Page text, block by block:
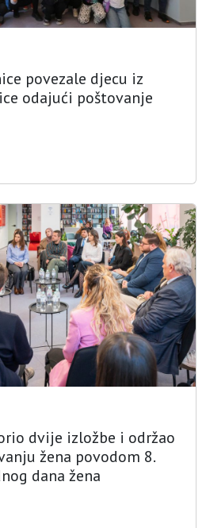
povezale djecu iz
odajući poštovanje
dvije izložbe i održao
žena povodom 8.
dana žena